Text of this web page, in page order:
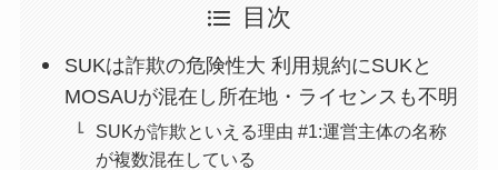
目次
SUKは詐欺の危険性大 利用規約にSUKと
MOSAUが混在し所在地・ライセンスも不明
SUKが詐欺といえる理由 #1:運営主体の名称
が複数混在している